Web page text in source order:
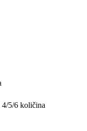
5/6 količina